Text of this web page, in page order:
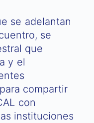
se adelantan
se
que
y el
compartir
con
instituciones